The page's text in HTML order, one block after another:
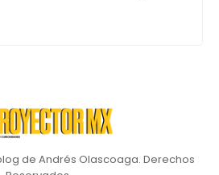
de Andrés Olascoaga. Derechos